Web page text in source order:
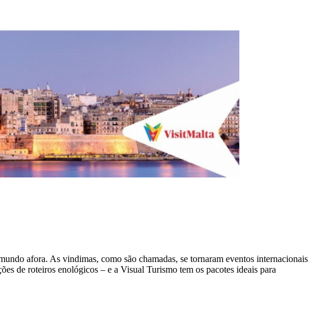
afora. As vindimas, como são chamadas, se tornaram eventos internacionais
de roteiros enológicos – e a Visual Turismo tem os pacotes ideais para